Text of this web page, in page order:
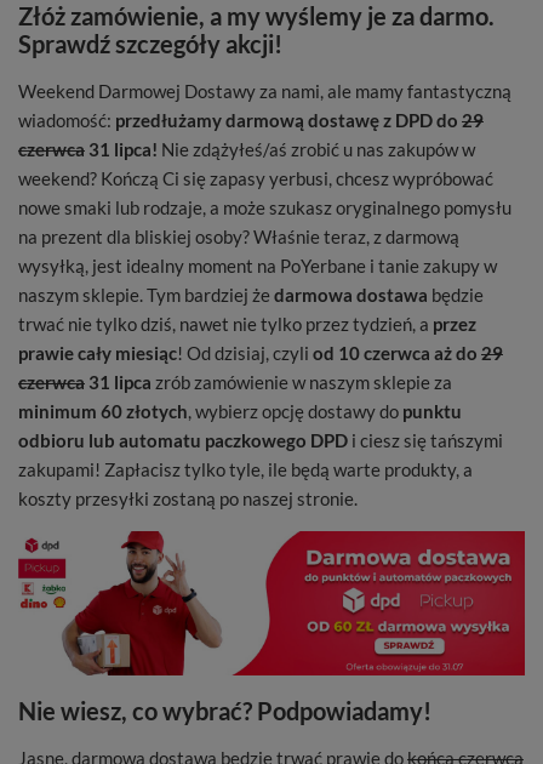
Złóż zamówienie, a my wyślemy je za darmo.
Sprawdź szczegóły akcji!
Weekend Darmowej Dostawy za nami, ale mamy fantastyczną
wiadomość: przedłużamy darmową dostawę z DPD do 29
czerwca 31 lipca! Nie zdążyłeś/aś zrobić u nas zakupów w
weekend? Kończą Ci się zapasy yerbusi, chcesz wypróbować
nowe smaki lub rodzaje, a może szukasz oryginalnego pomysłu
na prezent dla bliskiej osoby? Właśnie teraz, z darmową
wysyłką, jest idealny moment na PoYerbane i tanie zakupy w
naszym sklepie. Tym bardziej że darmowa dostawa będzie
trwać nie tylko dziś, nawet nie tylko przez tydzień, a przez
prawie cały miesiąc! Od dzisiaj, czyli od 10 czerwca aż do 29
czerwca 31 lipca zrób zamówienie w naszym sklepie za
minimum 60 złotych, wybierz opcję dostawy do punktu
odbioru lub automatu paczkowego DPD i ciesz się tańszymi
zakupami! Zapłacisz tylko tyle, ile będą warte produkty, a
koszty przesyłki zostaną po naszej stronie.
Nie wiesz, co wybrać? Podpowiadamy!
Jasne, darmowa dostawa będzie trwać prawie dokońca czerwca